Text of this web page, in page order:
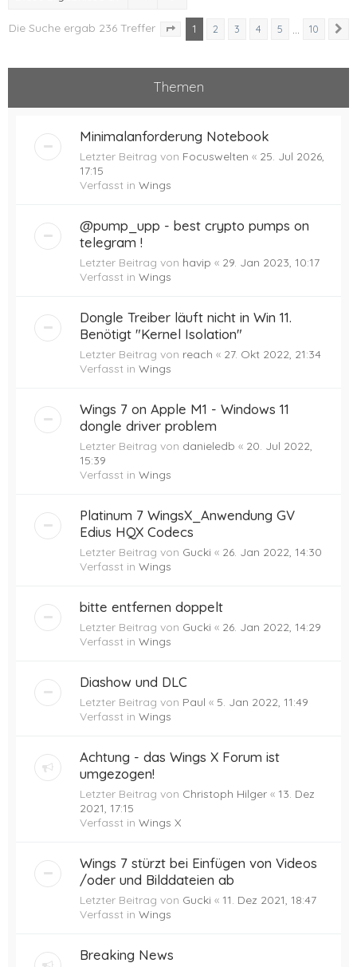
Die Suche ergab 236 Treffer Seite von 10
1 2 3 4 5 10
Themen
Minimalanforderung Notebook
Letzter Beitrag von Focuswelten « 25. Jul 2026,
17:15
Verfasst in Wings
@pump_upp - best crypto pumps on
telegram !
Letzter Beitrag von havip « 29. Jan 2023, 10:17
Verfasst in Wings
Dongle Treiber läuft nicht in Win 11.
Benötigt "Kernel Isolation"
Letzter Beitrag von reach « 27. Okt 2022, 21:34
Verfasst in Wings
Wings 7 on Apple M1 - Windows 11
dongle driver problem
Letzter Beitrag von danieledb « 20. Jul 2022,
15:39
Verfasst in Wings
Platinum 7 WingsX_Anwendung GV
Edius HQX Codecs
Letzter Beitrag von Gucki « 26. Jan 2022, 14:30
Verfasst in Wings
bitte entfernen doppelt
Letzter Beitrag von Gucki « 26. Jan 2022, 14:29
Verfasst in Wings
Diashow und DLC
Letzter Beitrag von Paul « 5. Jan 2022, 11:49
Verfasst in Wings
Achtung - das Wings X Forum ist
umgezogen!
Letzter Beitrag von Christoph Hilger « 13. Dez
2021, 17:15
Verfasst in Wings X
Wings 7 stürzt bei Einfügen von Videos
/oder und Bilddateien ab
Letzter Beitrag von Gucki « 11. Dez 2021, 18:47
Verfasst in Wings
Breaking News